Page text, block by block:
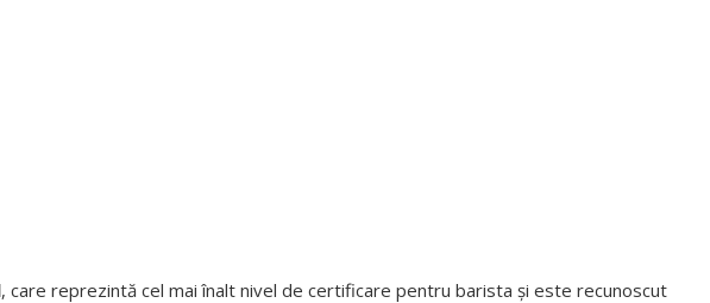
, care reprezintă cel mai înalt nivel de certificare pentru barista și este recunoscut